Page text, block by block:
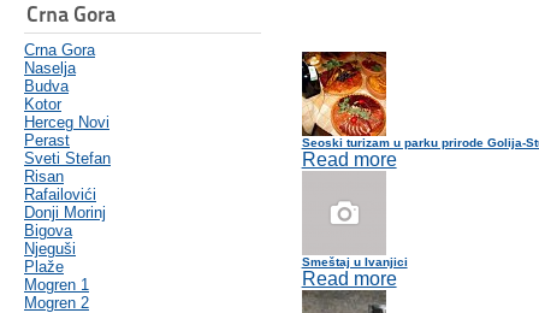
Crna Gora
Crna Gora
Naselja
Budva
Kotor
Herceg Novi
Perast
Sveti Stefan
Risan
Rafailovići
Donji Morinj
Bigova
Njeguši
Plaže
Mogren 1
Mogren 2
Seoski turizam u parku prirode Golija-
Read more
Smeštaj u Ivanjici
Read more